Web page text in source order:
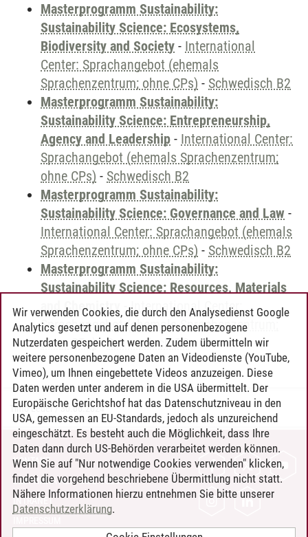
Masterprogramm Sustainability:
Sustainability Science: Ecosystems,
Biodiversity and Society - International
Center: Sprachangebot (ehemals
Sprachenzentrum; ohne CPs) - Schwedisch B2
Masterprogramm Sustainability:
Sustainability Science: Entrepreneurship,
Agency and Leadership - International Center:
Sprachangebot (ehemals Sprachenzentrum;
ohne CPs) - Schwedisch B2
Masterprogramm Sustainability:
Sustainability Science: Governance and Law -
International Center: Sprachangebot (ehemals
Sprachenzentrum; ohne CPs) - Schwedisch B2
Masterprogramm Sustainability:
Sustainability Science: Resources, Materials
and Chemistry -International Center:
Sprachangebot (ehemals Sprachenzentrum;
ohne CPs)-Schwedisch B2
Timo Leder/30.06.2024
KONTAKT
LEUPHANA ALS ARBEITGEBER
INTRANET
Wir verwenden Cookies, die durch den Analysedienst Google
Analytics gesetzt und auf denen personenbezogene
Nutzerdaten gespeichert werden. Zudem übermitteln wir
weitere personenbezogene Daten an Videodienste (YouTube,
Vimeo), um Ihnen eingebettete Videos anzuzeigen. Diese
Daten werden unter anderem in die USA übermittelt. Der
Europäische Gerichtshof hat das Datenschutzniveau in den
USA, gemessen an EU-Standards, jedoch als unzureichend
eingeschätzt. Es besteht auch die Möglichkeit, dass Ihre
Daten dann durch US-Behörden verarbeitet werden können.
Wenn Sie auf "Nur notwendige Cookies verwenden" klicken,
findet die vorgehend beschriebene Übermittlung nicht statt.
Nähere Informationen hierzu entnehmen Sie bitte unserer
Datenschutzerklärung.